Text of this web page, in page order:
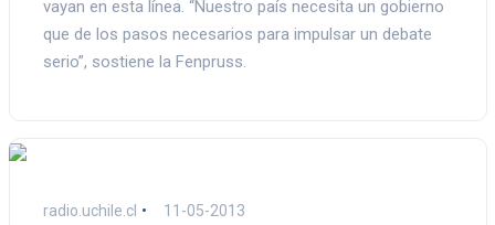
vayan en esta línea. “Nuestro país necesita un gobierno
que de los pasos necesarios para impulsar un debate
serio”, sostiene la Fenpruss.
radio.uchile.cl 11-05-2013